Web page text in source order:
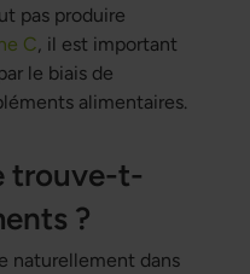
pas produire
C, il est important
le biais de
alimentaires.
trouve-t-
?
naturellement dans